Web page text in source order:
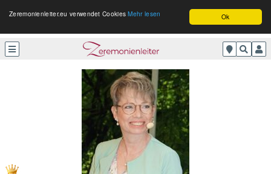
Ok
Zeremonienleiter.eu verwendet CookiesMehr lesen